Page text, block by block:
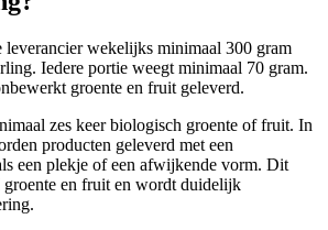
leverancier wekelijks minimaal 300 gram
Iedere portie weegt minimaal 70 gram.
groente en fruit geleverd.
zes keer biologisch groente of fruit. In
producten geleverd met een
een plekje of een afwijkende vorm. Dit
en fruit en wordt duidelijk